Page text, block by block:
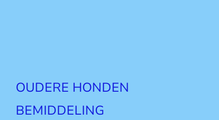
OUDERE HONDEN
BEMIDDELING